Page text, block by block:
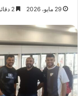
29 مايو، 2026